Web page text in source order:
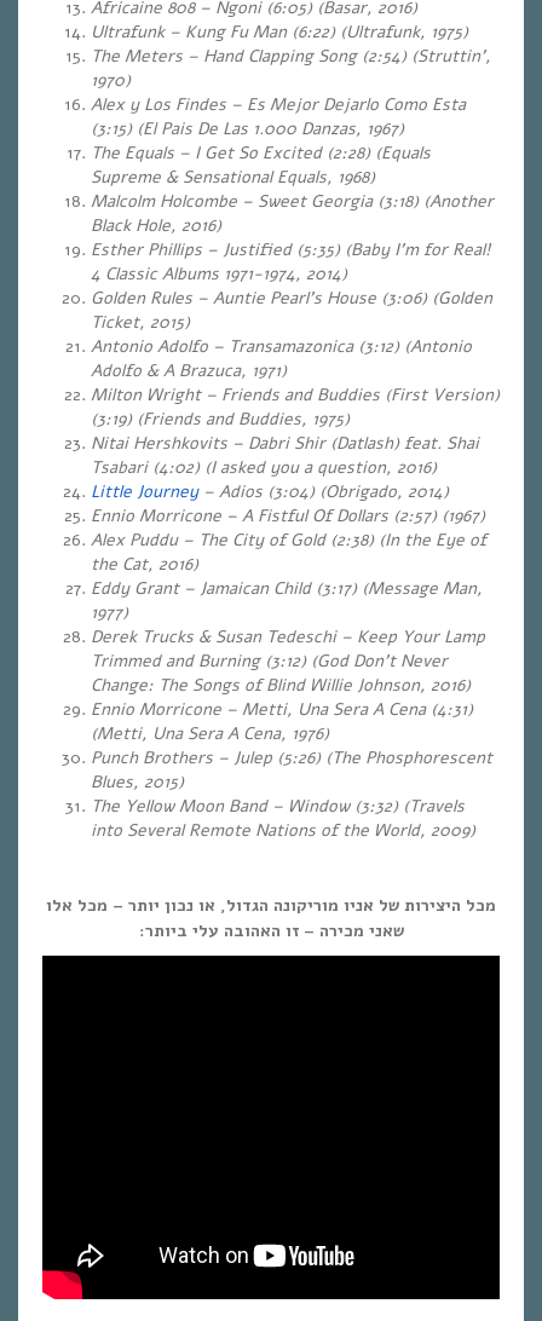
Africaine 808 – Ngoni (6:05) (Basar, 2016)
Ultrafunk – Kung Fu Man (6:22) (Ultrafunk, 1975)
The Meters – Hand Clapping Song (2:54) (Struttin’,
1970)
Alex y Los Findes – Es Mejor Dejarlo Como Esta
(3:15) (El Pais De Las 1.000 Danzas, 1967)
The Equals – I Get So Excited (2:28) (Equals
Supreme & Sensational Equals, 1968)
Malcolm Holcombe – Sweet Georgia (3:18) (Another
Black Hole, 2016)
Esther Phillips – Justified (5:35) (Baby I’m for Real!
4 Classic Albums 1971-1974, 2014)
Golden Rules – Auntie Pearl’s House (3:06) (Golden
Ticket, 2015)
Antonio Adolfo – Transamazonica (3:12) (Antonio
Adolfo & A Brazuca, 1971)
Milton Wright – Friends and Buddies (First Version)
(3:19) (Friends and Buddies, 1975)
Nitai Hershkovits – Dabri Shir (Datlash) feat. Shai
Tsabari (4:02) (I asked you a question, 2016)
Little Journey– Adios (3:04) (Obrigado, 2014)
Ennio Morricone – A Fistful Of Dollars (2:57) (1967)
Alex Puddu – The City of Gold (2:38) (In the Eye of
the Cat, 2016)
Eddy Grant – Jamaican Child (3:17) (Message Man,
1977)
Derek Trucks & Susan Tedeschi – Keep Your Lamp
Trimmed and Burning (3:12) (God Don’t Never
Change: The Songs of Blind Willie Johnson, 2016)
Ennio Morricone – Metti, Una Sera A Cena (4:31)
(Metti, Una Sera A Cena, 1976)
Punch Brothers – Julep (5:26) (The Phosphorescent
Blues, 2015)
The Yellow Moon Band – Window (3:32) (Travels
into Several Remote Nations of the World, 2009)
מכל היצירות של אניו מוריקונה הגדול, או נכון יותר – מכל אלו
שאני מכירה – זו האהובה עלי ביותר: